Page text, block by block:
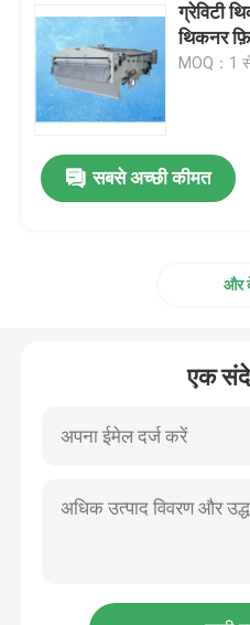
ग्रेविटी
थिकनर
MOQ：1
सबसे अच्छी कीमत
और
एक